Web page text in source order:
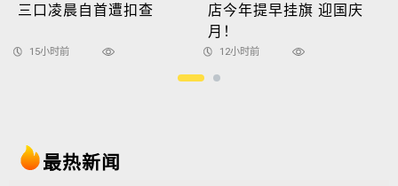
三口凌晨自首遭扣查
15小时前
店今年提早挂旗 迎国庆
月！
12小时前
最热新闻